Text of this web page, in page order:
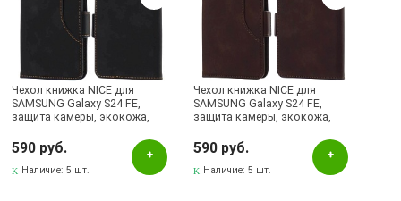
Чехол книжка NICE для
SAMSUNG Galaxy S24 FE,
защита камеры, экокожа,
590 руб.
Наличие:5 шт.
Чехол книжка NICE для
SAMSUNG Galaxy S24 FE,
защита камеры, экокожа,
590 руб.
Наличие:5 шт.